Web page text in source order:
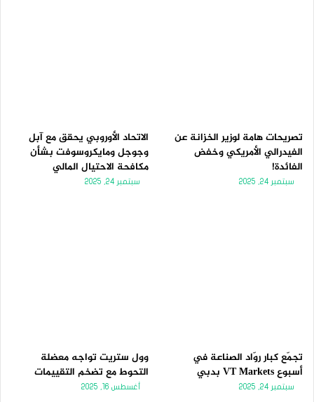
تصريحات هامة لوزير الخزانة عن
الفيدرالي الأمريكي وخفض
الفائدة!
سبتمبر 24, 2025
الاتحاد الأوروبي يحقق مع آبل
وجوجل ومايكروسوفت بشأن
مكافحة الاحتيال المالي
سبتمبر 24, 2025
تجمّع كبار روّاد الصناعة في
أسبوع VT Markets بدبي
سبتمبر 24, 2025
وول ستريت تواجه معضلة
التحوط مع تضخم التقييمات
أغسطس 16, 2025